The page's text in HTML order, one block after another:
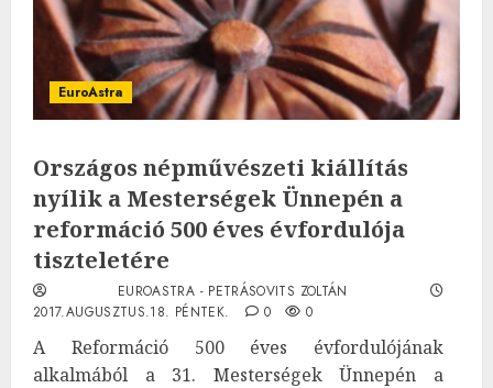
EuroAstra
Országos népművészeti kiállítás
nyílik a Mesterségek Ünnepén a
reformáció 500 éves évfordulója
tiszteletére
EUROASTRA - PETRÁSOVITS ZOLTÁN
2017.AUGUSZTUS.18. PÉNTEK.
0 0
A Reformáció 500 éves évfordulójának
alkalmából a 31. Mesterségek Ünnepén a